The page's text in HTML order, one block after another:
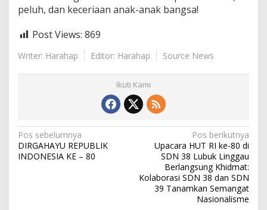
peluh, dan keceriaan anak-anak bangsa!
Post Views: 869
Writer: Harahap Editor: Harahap Source News
Ikuti Kami
N
a
Pos sebelumnya
DIRGAHAYU REPUBLIK
INDONESIA KE – 80
Pos berikutnya
Upacara HUT RI ke-80 di
SDN 38 Lubuk Linggau
Berlangsung Khidmat:
Kolaborasi SDN 38 dan SDN
39 Tanamkan Semangat
Nasionalisme